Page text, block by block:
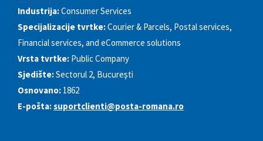
Industrija:Consumer Services
Specijalizacije tvrtke:Courier & Parcels, Postal services,
Financial services, and eCommerce solutions
Vrsta tvrtke: Public Company
Sjedište:Sectorul 2, Bucureşti
Osnovano: 1862
E-pošta:suportclienti@posta-romana.ro